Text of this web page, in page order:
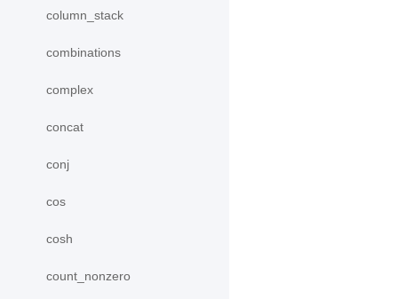
column_stack
combinations
complex
concat
conj
cos
cosh
count_nonzero